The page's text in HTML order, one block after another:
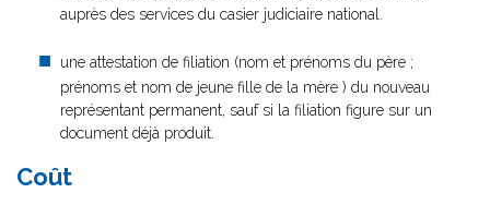
auprès des services du casier judiciaire national.
une attestation de filiation (nom et prénoms du père ;
prénoms et nom de jeune fille de la mère ) du nouveau
représentant permanent, sauf si la filiation figure sur un
document déjà produit.
Coût